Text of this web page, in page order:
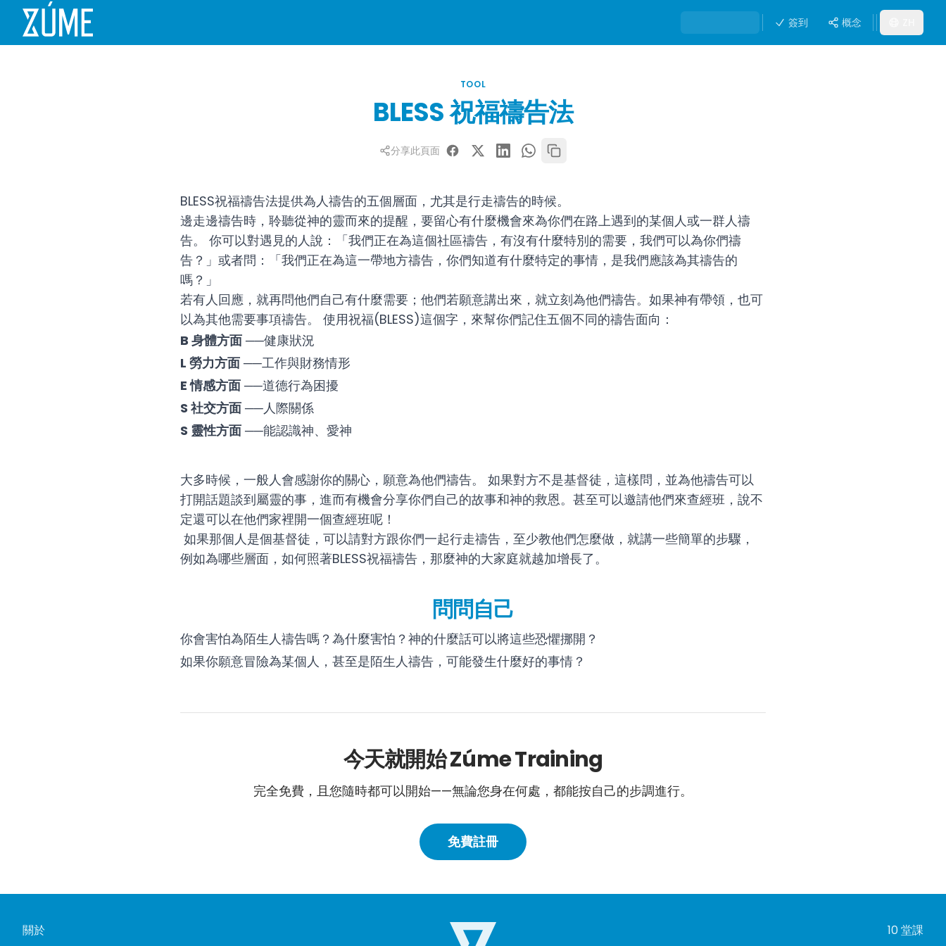
簽到 概念
TOOL
BLESS 祝福禱告法
分享此頁面
BLESS祝福禱告法提供為人禱告的五個層面，尤其是行走禱告的時候。
邊走邊禱告時，聆聽從神的靈而來的提醒，要留心有什麼機會來為你們在路上遇到的某個人或一群人禱
告。 你可以對遇見的人說：「我們正在為這個社區禱告，有沒有什麼特別的需要，我們可以為你們禱
告？」或者問：「我們正在為這一帶地方禱告，你們知道有什麼特定的事情，是我們應該為其禱告的
嗎？」
若有人回應，就再問他們自己有什麼需要；他們若願意講出來，就立刻為他們禱告。如果神有帶領，也可
以為其他需要事項禱告。 使用祝福(BLESS)這個字，來幫你們記住五個不同的禱告面向：
B 身體方面 ──健康狀況
L 勞力方面 ──工作與財務情形
E 情感方面 ──道德行為困擾
S 社交方面 ──人際關係
S 靈性方面 ──能認識神、愛神
大多時候，一般人會感謝你的關心，願意為他們禱告。
如果對方不是基督徒，這樣問，並為他禱告可以
打開話題談到屬靈的事，進而有機會分享你們自己的故事和神的救恩。甚至可以邀請他們來查經班，說不
定還可以在他們家裡開一個查經班呢！
如果那個人是個基督徒，可以請對方跟你們一起行走禱告，至少教他們怎麼做，就講一些簡單的步驟，
例如為哪些層面，如何照著BLESS祝福禱告，那麼神的大家庭就越加增長了。
問問自己
你會害怕為陌生人禱告嗎？為什麼害怕？神的什麼話可以將這些恐懼挪開？
如果你願意冒險為某個人，甚至是陌生人禱告，可能發生什麼好的事情？
今天就開始 Zúme Training
完全免費，且您隨時都可以開始——無論您身在何處，都能按自己的步調進行。
免費註冊
關於 10 堂課